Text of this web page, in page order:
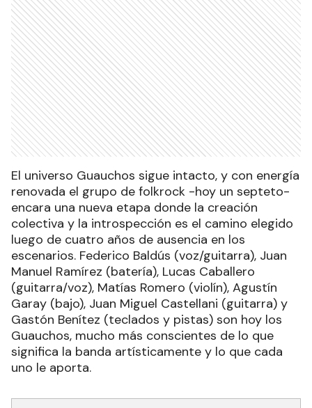
El universo Guauchos sigue intacto, y con energía
renovada el grupo de folkrock -hoy un septeto-
encara una nueva etapa donde la creación
colectiva y la introspección es el camino elegido
luego de cuatro años de ausencia en los
escenarios. Federico Baldús (voz/guitarra), Juan
Manuel Ramírez (batería), Lucas Caballero
(guitarra/voz), Matías Romero (violín), Agustín
Garay (bajo), Juan Miguel Castellani (guitarra) y
Gastón Benítez (teclados y pistas) son hoy los
Guauchos, mucho más conscientes de lo que
significa la banda artísticamente y lo que cada
uno le aporta.